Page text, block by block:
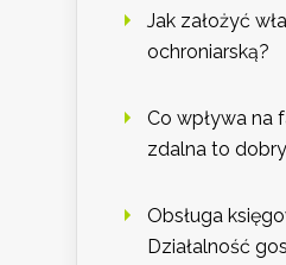
Jak założyć
ochroniarską?
Co wpływa na
zdalna to
Obsługa
Działalność